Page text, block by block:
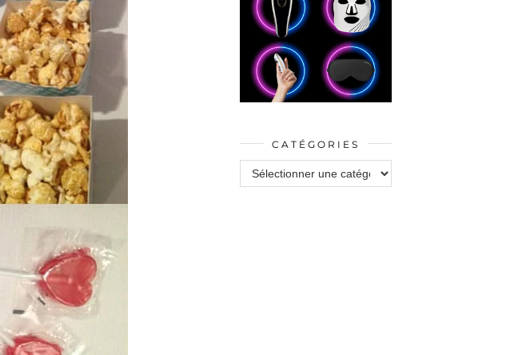
CATÉGORIES
Catégories